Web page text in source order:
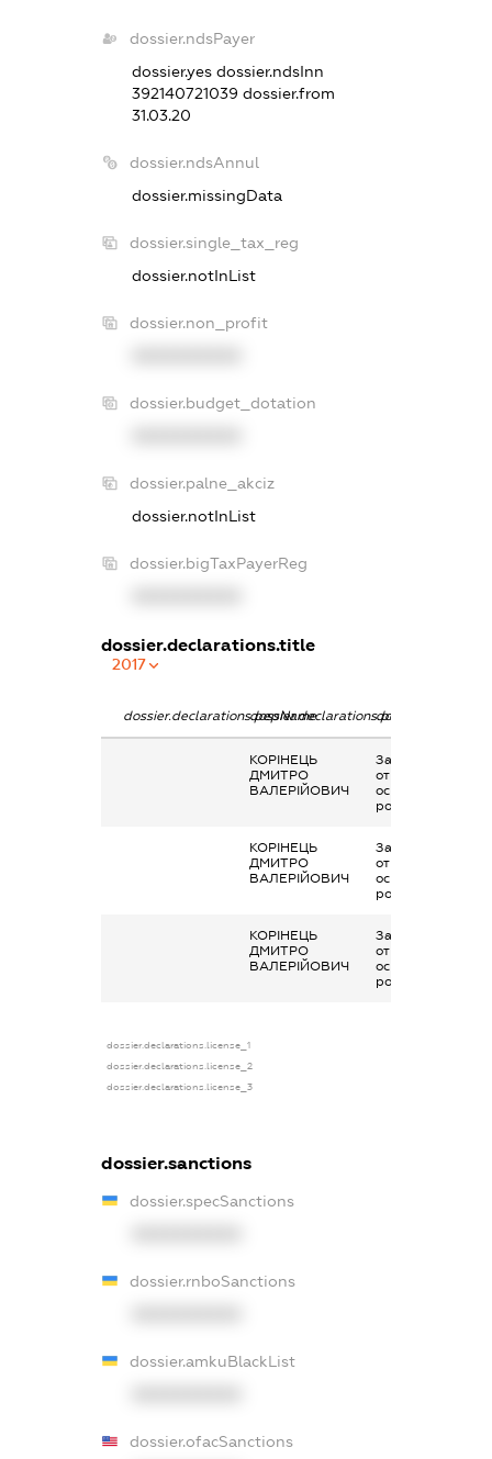
dossier.ndsPayer
dossier.yes dossier.ndsInn
392140721039 dossier.from
31.03.20
dossier.ndsAnnul
dossier.missingData
dossier.single_tax_reg
dossier.notInList
dossier.non_profit
dossier.budget_dotation
dossier.palne_akciz
dossier.notInList
dossier.bigTaxPayerReg
dossier.declarations.title
2017
dossier.declarations.pepNamedossier.declarations.personName
КОРІНЕЦЬ
ДМИТРО
ВАЛЕРІЙОВИЧ
Заробітна плата
отримана за
основним місцем
роботи
КОРІНЕЦЬ
ДМИТРО
ВАЛЕРІЙОВИЧ
Заробітна плата
отримана за
основним місцем
роботи
КОРІНЕЦЬ
ДМИТРО
ВАЛЕРІЙОВИЧ
Заробітна плата
отримана за
основним місцем
роботи
dossier.declarations.license_1
dossier.declarations.license_2
dossier.declarations.license_3
dossier.sanctions
dossier.specSanctions
dossier.rnboSanctions
dossier.amkuBlackList
dossier.ofacSanctions